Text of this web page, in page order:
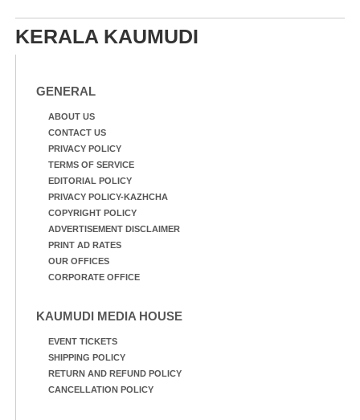
KERALA KAUMUDI
GENERAL
ABOUT US
CONTACT US
PRIVACY POLICY
TERMS OF SERVICE
EDITORIAL POLICY
PRIVACY POLICY-KAZHCHA
COPYRIGHT POLICY
ADVERTISEMENT DISCLAIMER
PRINT AD RATES
OUR OFFICES
CORPORATE OFFICE
KAUMUDI MEDIA HOUSE
EVENT TICKETS
SHIPPING POLICY
RETURN AND REFUND POLICY
CANCELLATION POLICY